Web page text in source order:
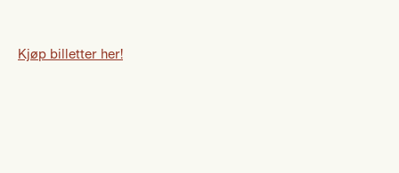
Kjøp billetter her!